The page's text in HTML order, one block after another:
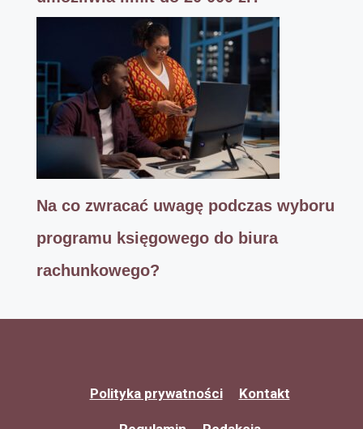
Na co zwracać uwagę podczas wyboru
programu księgowego do biura
rachunkowego?
Polityka prywatności Kontakt